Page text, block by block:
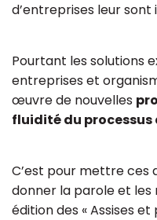
d’entreprises leur sont
Pourtant les solutions
entreprises et
œuvre de nouvelles
fluidité du processus
C’est pour mettre ces
donner la parole et
édition des « Assises